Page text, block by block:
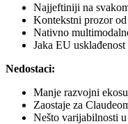
Najjeftiniji na
Kontekstni prozor
Nativno
Jaka EU
Nedostaci:
Manje razvojni
Zaostaje za
Nešto varijabilnosti